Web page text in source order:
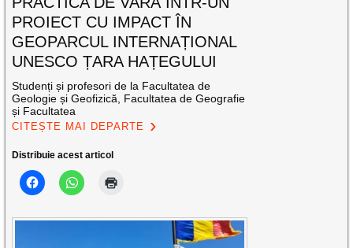
PROIECT CU IMPACT ÎN
GEOPARCUL INTERNAȚIONAL
UNESCO ȚARA HAȚEGULUI
Studenți și profesori de la Facultatea de
Geologie și Geofizică, Facultatea de Geografie
și Facultatea
CITEȘTE MAI DEPARTE
Distribuie acest articol